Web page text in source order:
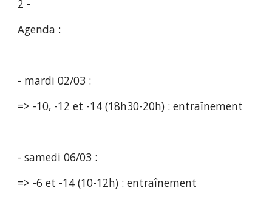
2 -
Agenda :
- mardi 02/03 :
=> -10, -12 et -14 (18h30-20h) : entraînement
- samedi 06/03 :
=> -6 et -14 (10-12h) : entraînement